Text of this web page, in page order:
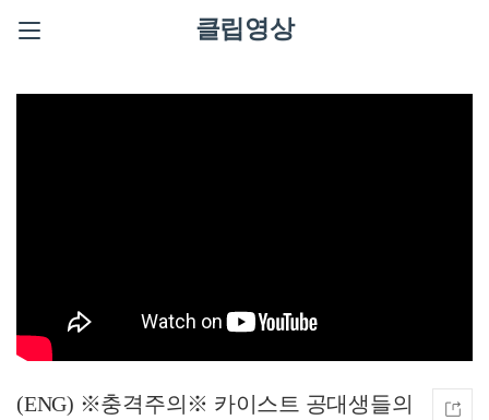
클립영상
(ENG) ※충격주의※ 카이스트 공대생들의